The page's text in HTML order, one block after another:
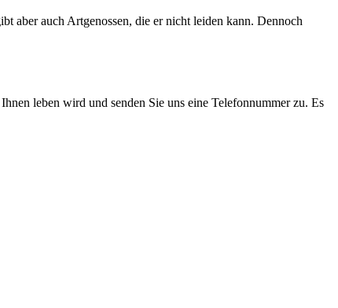
aber auch Artgenossen, die er nicht leiden kann. Dennoch
leben wird und senden Sie uns eine Telefonnummer zu. Es